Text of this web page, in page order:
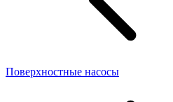
Поверхностные насосы